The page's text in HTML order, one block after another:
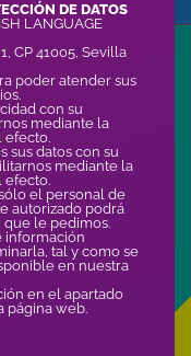
DE DATOS
LANGUAGE
CP 41005, Sevilla
poder atender sus
con su
mediante la
efecto.
sus datos con su
mediante la
efecto.
el personal de
autorizado podrá
le pedimos.
información
tal y como se
en nuestra
en el apartado
página web.